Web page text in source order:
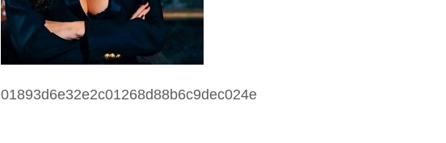
01893d6e32e2c01268d88b6c9dec024e